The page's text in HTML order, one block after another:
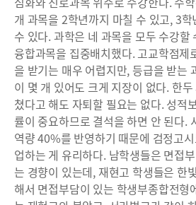
개 과목을 2학년까지 마칠 수 있고, 3
수 있다. 과학은 네 과목을 모두 수강할
융합과목을 집중배치했다. 고교학점제
을 받기는 매우 어렵지만, 등급을 받는
이 몇 개 있어도 크게 지장이 없다. 한
쳤다고 해도 자퇴할 필요는 없다. 성적
률이 중요하므로 결석을 하면 안 된다.
역량 40%를 반영하기 때문에 검정고
업하는 게 유리하다. 남학생들은 면접
는 경향이 있는데, 재현고 학생들은 한
해서 면접부담이 있는 학생부종합전형